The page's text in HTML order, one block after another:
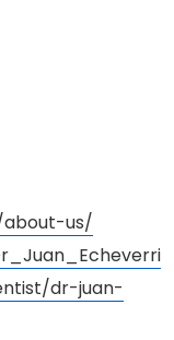
us/
dr-juan-